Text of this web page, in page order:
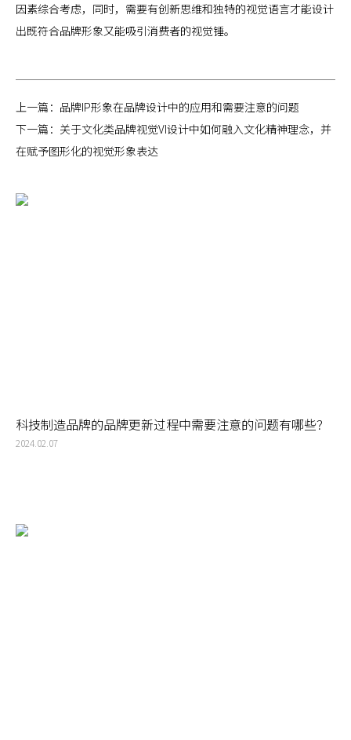
因素综合考虑，同时，需要有创新思维和独特的视觉语言才能设计
出既符合品牌形象又能吸引消费者的视觉锤。
上一篇： 品牌IP形象在品牌设计中的应用和需要注意的问题
下一篇： 关于文化类品牌视觉VI设计中如何融入文化精神理念，并
在赋予图形化的视觉形象表达
科技制造品牌的品牌更新过程中需要注意的问题有哪些？
2024.02.07